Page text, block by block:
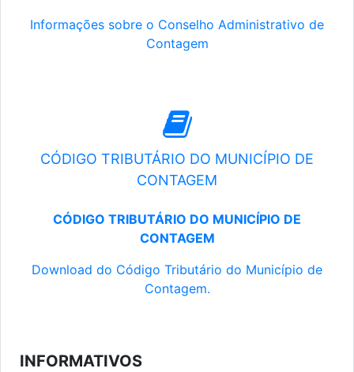
Informações sobre o Conselho Administrativo de
Contagem
CÓDIGO TRIBUTÁRIO DO MUNICÍPIO DE
CONTAGEM
CÓDIGO TRIBUTÁRIO DO MUNICÍPIO DE
CONTAGEM
Download do Código Tributário do Município de
Contagem.
INFORMATIVOS